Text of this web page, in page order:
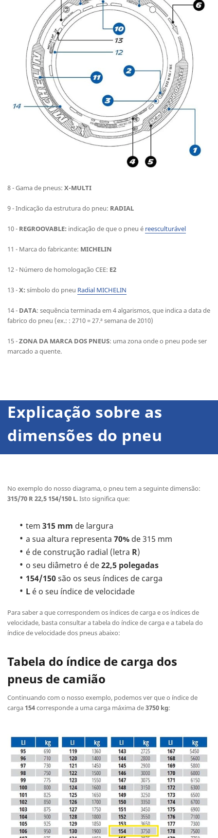
8 - Gama de pneus: X-MULTI
9 - Indicação da estrutura do pneu: RADIAL
10 - REGROOVABLE: indicação de que o pneu é reesculturável
11 - Marca do fabricante: MICHELIN
12 - Número de homologação CEE: E2
13 -X: símbolo do pneu Radial MICHELIN
14 - DATA: sequência terminada em 4 algarismos, que indica a data de
fabrico do pneu (ex.: : 2710 = 27.ª semana de 2010)
15 -ZONA DA MARCA DOS PNEUS: uma zona onde o pneu pode ser
marcado a quente.
Explicação sobre as
dimensões do pneu
No exemplo do nosso diagrama, o pneu tem a seguinte dimensão:
315/70 R 22,5 154/150 L. Isto significa que:
tem 315 mm de largura
a sua altura representa 70% de 315 mm
é de construção radial (letra R)
o seu diâmetro é de22,5 polegadas
154/150são os seus índices de carga
L é o seu índice de velocidade
Para saber a que correspondem os índices de carga e os índices de
velocidade, basta consultar a tabela do índice de carga e a tabela do
índice de velocidade dos pneus abaixo:
Tabela do índice de carga dos
pneus de camião
Continuando com o nosso exemplo, podemos ver que o índice de
carga 154corresponde a uma carga máxima de3750 kg: